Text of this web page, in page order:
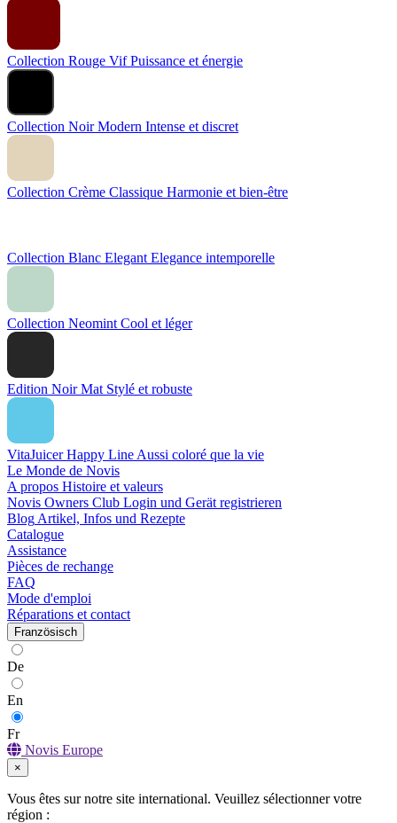
Collection Rouge Vif Puissance et énergie
Collection Noir Modern Intense et discret
Collection Crème Classique Harmonie et bien-être
Collection Blanc Elegant Elegance intemporelle
Collection Neomint Cool et léger
Edition Noir Mat Stylé et robuste
VitaJuicer Happy Line Aussi coloré que la vie
Le Monde de Novis
A propos Histoire et valeurs
Novis Owners Club Login und Gerät registrieren
Blog Artikel, Infos und Rezepte
Catalogue
Assistance
Pièces de rechange
FAQ
Mode d'emploi
Réparations et contact
Französisch
De
En
Fr
Novis Europe
×
Vous êtes sur notre site international. Veuillez sélectionner votre
région :